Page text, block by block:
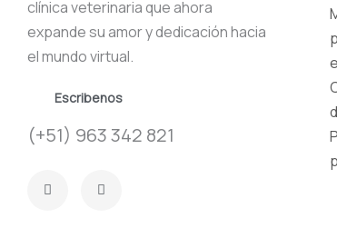
clínica veterinaria que ahora
expande su amor y dedicación hacia
el mundo virtual.
Escribenos
(+51) 963 342 821
a n